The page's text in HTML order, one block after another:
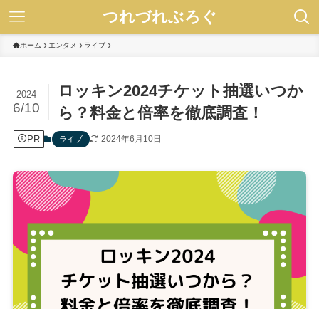
つれづれぶろぐ
ホーム エンタメ ライブ
ロッキン2024チケット抽選いつか
ら？料金と倍率を徹底調査！
2024
6/10
PR ライブ 2024年6月10日